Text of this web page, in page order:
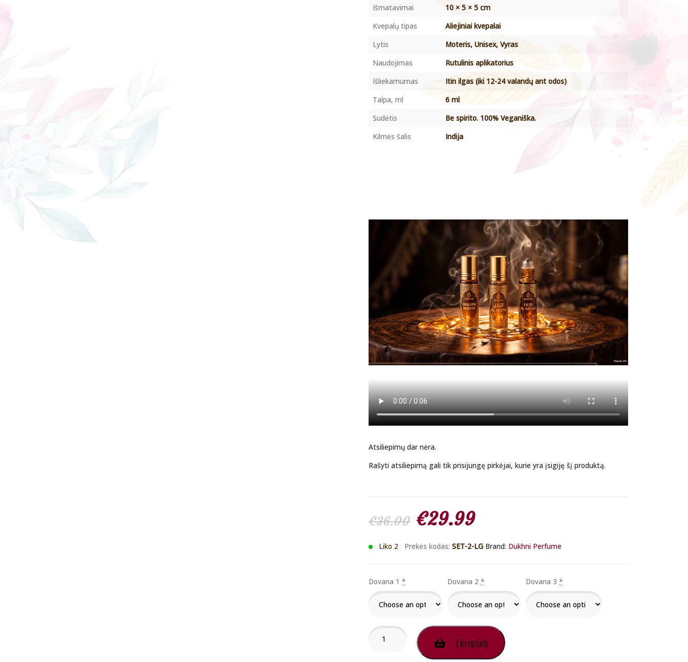
Išmatavimai
10 × 5 × 5 cm
Kvepalų tipas
Aliejiniai kvepalai
Lytis
Moteris, Unisex, Vyras
Naudojimas
Rutulinis aplikatorius
Išliekamumas
Itin ilgas (iki 12-24 valandų ant odos)
Talpa, ml
6 ml
Sudėtis
Be spirito. 100% Veganiška.
Kilmės šalis
Indija
Atsiliepimų dar nėra.
Rašyti atsiliepimą gali tik prisijungę pirkėjai, kurie yra įsigiję šį produktą.
€36.00 Original
price
was:
€36.00.
€29.99Current
price
is:
€29.99.
Liko 2 Prekės kodas: SET-2-LG Brand: Dukhni Perfume
Dovana 1 * Dovana 2 * Dovana 3 *
produkto
kiekis:
Į krepšelį